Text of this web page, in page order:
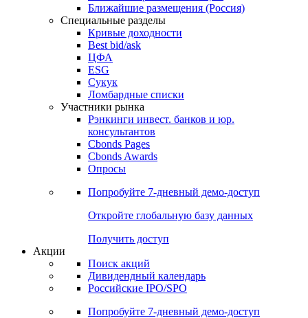
Ближайшие размещения (Россия)
Специальные разделы
Кривые доходности
Best bid/ask
ЦФА
ESG
Сукук
Ломбардные списки
Участники рынка
Рэнкинги инвест. банков и юр.
консультантов
Cbonds Pages
Cbonds Awards
Опросы
Попробуйте 7-дневный демо-доступ
Откройте глобальную базу данных
Получить доступ
Акции
Поиск акций
Дивидендный календарь
Российские IPO/SPO
Попробуйте 7-дневный демо-доступ